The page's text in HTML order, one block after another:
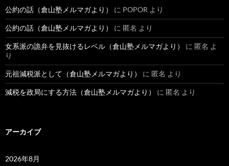
公約の話（倉山塾メルマガより） に POPOR より
公約の話（倉山塾メルマガより） に 匿名 より
女系派の詭弁を見抜けるレベル（倉山塾メルマガより） に 匿名 よ
り
元祖減税派として（倉山塾メルマガより） に 匿名 より
減税を政局にする方法（倉山塾メルマガより） に 匿名 より
アーカイブ
2026年8月